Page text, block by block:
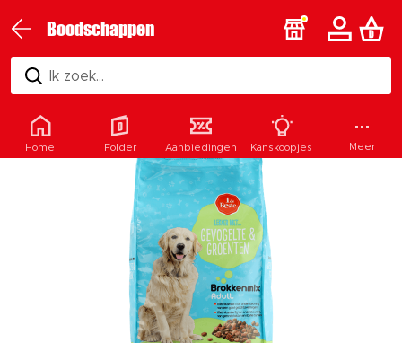
Boodschappen
Ik zoek...
Home Folder Aanbiedingen Kanskoopjes Meer